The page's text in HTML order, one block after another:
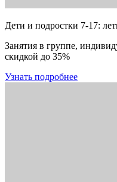
Дети и подростки 7-17:
Занятия в группе,
скидкой до 35%
Узнать подробнее